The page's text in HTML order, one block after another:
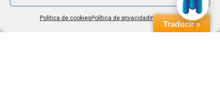
Política de cookies Política de privacidad Impressum
Traducir »